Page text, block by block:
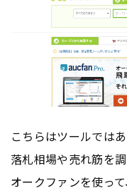
こちらはツールでは
落札相場や売れ筋を
オークファンを使っ